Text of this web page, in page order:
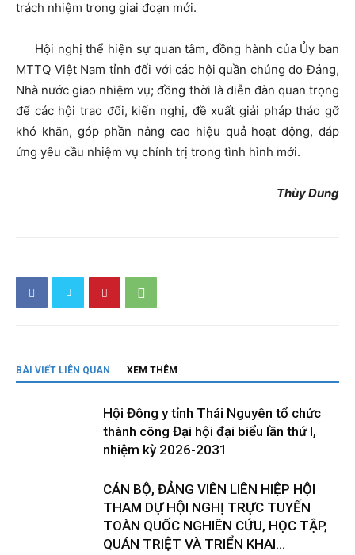
trách nhiệm trong giai đoạn mới.
Hội nghị thể hiện sự quan tâm, đồng hành của Ủy ban
MTTQ Việt Nam tỉnh đối với các hội quần chúng do Đảng,
Nhà nước giao nhiệm vụ; đồng thời là diễn đàn quan trọng
để các hội trao đổi, kiến nghị, đề xuất giải pháp tháo gỡ
khó khăn, góp phần nâng cao hiệu quả hoạt động, đáp
ứng yêu cầu nhiệm vụ chính trị trong tình hình mới.
Thùy Dung
BÀI VIẾT LIÊN QUAN XEM THÊM
Hội Đông y tỉnh Thái Nguyên tổ chức
thành công Đại hội đại biểu lần thứ I,
nhiệm kỳ 2026-2031
CÁN BỘ, ĐẢNG VIÊN LIÊN HIỆP HỘI
THAM DỰ HỘI NGHỊ TRỰC TUYẾN
TOÀN QUỐC NGHIÊN CỨU, HỌC TẬP,
QUÁN TRIỆT VÀ TRIỂN KHAI...